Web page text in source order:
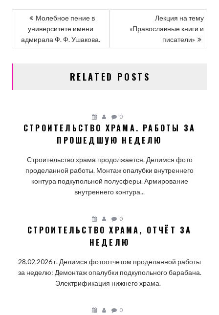
НАВИГАЦИЯ
ЗАПИСЯМ
Молебное пение в
университете имени
адмирала Ф. Ф. Ушакова.
Лекция на тему
«Православные книги и
писатели»
RELATED POSTS
0
СТРОИТЕЛЬСТВО ХРАМА. РАБОТЫ ЗА
ПРОШЕДШУЮ НЕДЕЛЮ
Строительство храма продолжается. Делимся фото
проделанной работы. Монтаж опалубки внутреннего
контура подкупольной полусферы. Армирование
внутреннего контура...
0
СТРОИТЕЛЬСТВО ХРАМА, ОТЧЁТ ЗА
НЕДЕЛЮ
28.02.2026 г. Делимся фотоотчетом проделанной работы
за неделю: Демонтаж опалубки подкупольного барабана.
Электрификация нижнего храма.
0